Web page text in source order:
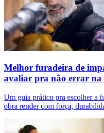
Melhor furadeira de
avaliar pra não errar na
Um guia prático pra escolher a
obra render com força,